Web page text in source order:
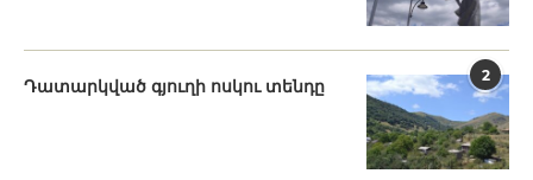
2
Դատարկված գյուղի ոսկու տենդը